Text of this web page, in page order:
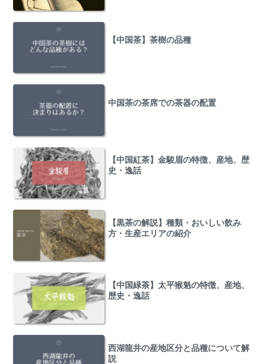
【中国茶】茶樹の品種
中国茶の茶席での茶器の配置
【中国紅茶】金駿眉の特徴、産地、歴
史・逸話
【黒茶の解説】種類・おいしい飲み
方・生産エリアの紹介
【中国緑茶】太平猴魁の特徴、産地、
歴史・逸話
西湖龍井の産地区分と品種について解
説